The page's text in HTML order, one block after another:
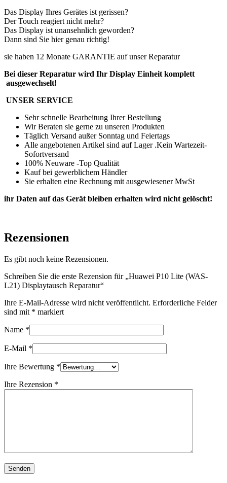
Das Display Ihres Gerätes ist gerissen?
Der Touch reagiert nicht mehr?
Das Display ist unansehnlich geworden?
Dann sind Sie hier genau richtig!
sie haben 12 Monate GARANTIE auf unser Reparatur
Bei dieser Reparatur wird Ihr Display Einheit komplett
ausgewechselt!
UNSER SERVICE
Sehr schnelle Bearbeitung Ihrer Bestellung
Wir Beraten sie gerne zu unseren Produkten
Täglich Versand außer Sonntag und Feiertags
Alle angebotenen Artikel sind auf Lager .Kein Wartezeit-
Sofortversand
100% Neuware -Top Qualität
Kauf bei gewerblichem Händler
Sie erhalten eine Rechnung mit ausgewiesener MwSt
ihr Daten auf das Gerät bleiben erhalten wird nicht gelöscht!
Rezensionen
Es gibt noch keine Rezensionen.
Schreiben Sie die erste Rezension für „Huawei P10 Lite (WAS-
L21) Displaytausch Reparatur“
Ihre E-Mail-Adresse wird nicht veröffentlicht. Erforderliche Felder
sind mit * markiert
Name *
E-Mail *
Ihre Bewertung *
Ihre Rezension *